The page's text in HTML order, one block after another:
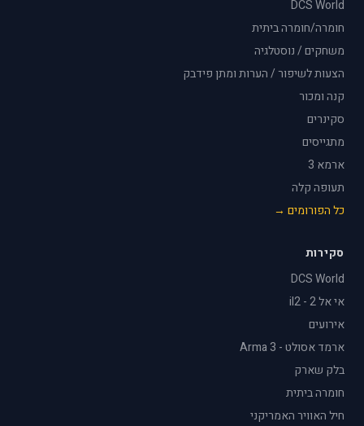
DCS World
חומרה/חומרה ביתית
משחקים / נוסטלגיה
הצעות לשיפור / הערות ומתן פידבק
קנה ומכור
סקינרים
מתגייסים
ארמא 3
תעופה קלה
כל הפורומים →
סקירות
DCS World
אי אל 2 - il2
אירועים
ארמד אסולט - Arma 3
בלק שארק
חומרה ביתית
חיל האוויר האמריקני